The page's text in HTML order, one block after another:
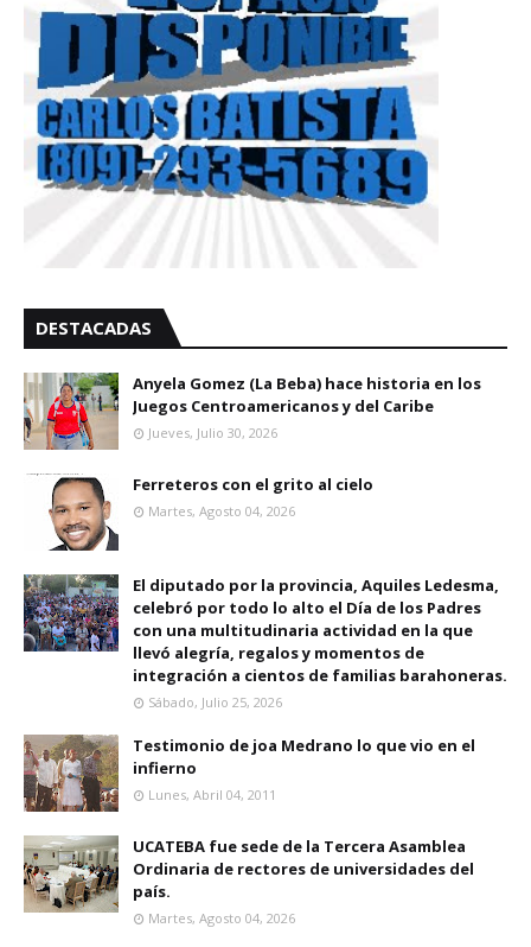
DESTACADAS
Anyela Gomez (La Beba) hace historia en los
Juegos Centroamericanos y del Caribe
Jueves, Julio 30, 2026
Ferreteros con el grito al cielo
Martes, Agosto 04, 2026
El diputado por la provincia, Aquiles Ledesma,
celebró por todo lo alto el Día de los Padres
con una multitudinaria actividad en la que
llevó alegría, regalos y momentos de
integración a cientos de familias barahoneras.
Sábado, Julio 25, 2026
Testimonio de joa Medrano lo que vio en el
infierno
Lunes, Abril 04, 2011
UCATEBA fue sede de la Tercera Asamblea
Ordinaria de rectores de universidades del
país.
Martes, Agosto 04, 2026